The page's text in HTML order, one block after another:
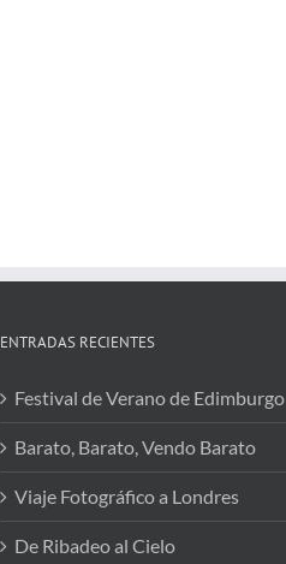
ENTRADAS RECIENTES
Festival de Verano de Edimburgo
Barato, Barato, Vendo Barato
Viaje Fotográfico a Londres
De Ribadeo al Cielo